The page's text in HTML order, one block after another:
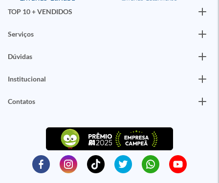
TOP 10 + VENDIDOS
Serviços
Dúvidas
Institucional
Contatos